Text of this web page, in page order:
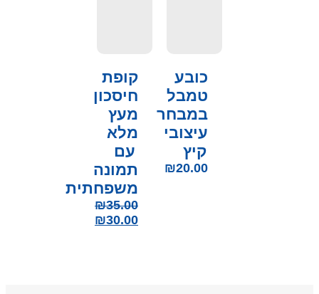
כובע
טמבל
במבחר
עיצובי
קיץ
₪20.00
קופת
חיסכון
מעץ
מלא
עם
תמונה
משפחתית
₪35.00
₪30.00